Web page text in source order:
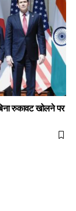
रुकावट खोलने पर